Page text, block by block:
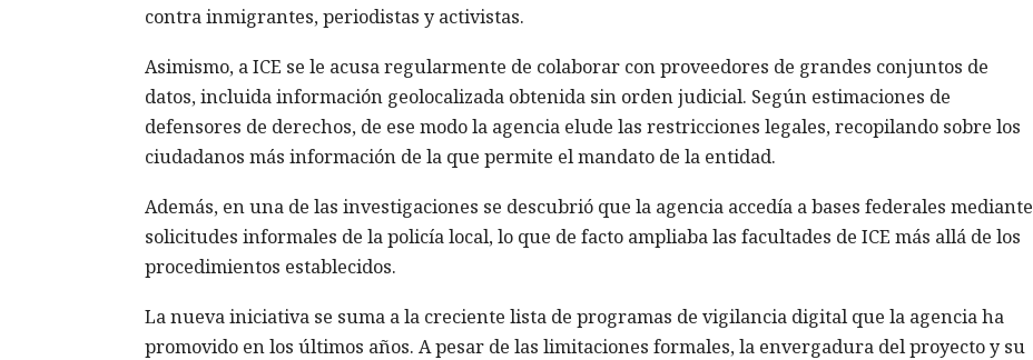
contra inmigrantes, periodistas y activistas.
Asimismo, a ICE se le acusa regularmente de colaborar con proveedores de grandes conjuntos de
datos, incluida información geolocalizada obtenida sin orden judicial. Según estimaciones de
defensores de derechos, de ese modo la agencia elude las restricciones legales, recopilando sobre los
ciudadanos más información de la que permite el mandato de la entidad.
Además, en una de las investigaciones se descubrió que la agencia accedía a bases federales mediante
solicitudes informales de la policía local, lo que de facto ampliaba las facultades de ICE más allá de los
procedimientos establecidos.
La nueva iniciativa se suma a la creciente lista de programas de vigilancia digital que la agencia ha
promovido en los últimos años. A pesar de las limitaciones formales, la envergadura del proyecto y su